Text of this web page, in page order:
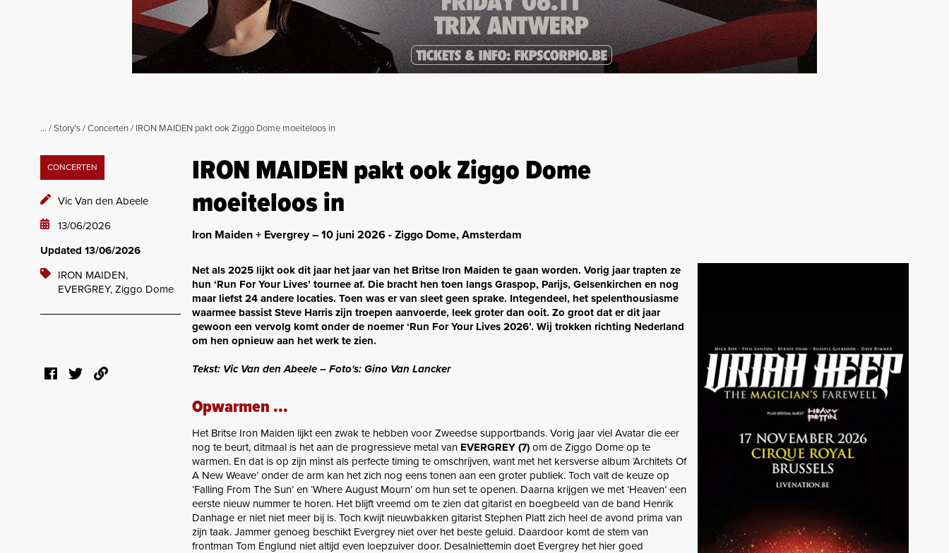
... /Story's/Concerten/ IRON MAIDEN pakt ook Ziggo Dome moeiteloos in
CONCERTEN
Vic Van den Abeele
13/06/2026
Updated 13/06/2026
IRON MAIDEN,
EVERGREY, Ziggo Dome
IRON MAIDEN pakt ook Ziggo Dome
moeiteloos in
Iron Maiden + Evergrey – 10 juni 2026 - Ziggo Dome, Amsterdam
Net als 2025 lijkt ook dit jaar het jaar van het Britse Iron Maiden te gaan worden. Vorig jaar trapten ze
hun ‘Run For Your Lives’ tournee af. Die bracht hen toen langs Graspop, Parijs, Gelsenkirchen en nog
maar liefst 24 andere locaties. Toen was er van sleet geen sprake. Integendeel, het spelenthousiasme
waarmee bassist Steve Harris zijn troepen aanvoerde, leek groter dan ooit. Zo groot dat er dit jaar
gewoon een vervolg komt onder de noemer ‘Run For Your Lives 2026’. Wij trokken richting Nederland
om hen opnieuw aan het werk te zien.
Tekst: Vic Van den Abeele – Foto's: Gino Van Lancker
Opwarmen ...
Het Britse Iron Maiden lijkt een zwak te hebben voor Zweedse supportbands. Vorig jaar viel Avatar die eer
nog te beurt, ditmaal is het aan de progressieve metal van EVERGREY (7) om de Ziggo Dome op te
warmen. En dat is op zijn minst als perfecte timing te omschrijven, want met het kersverse album ‘Architets Of
A New Weave’ onder de arm kan het zich nog eens tonen aan een groter publiek. Toch valt de keuze op
‘Falling From The Sun’ en ‘Where August Mourn’ om hun set te openen. Daarna krijgen we met ‘Heaven’ een
eerste nieuw nummer te horen. Het blijft vreemd om te zien dat gitarist en boegbeeld van de band Henrik
Danhage er niet niet meer bij is. Toch kwijt nieuwbakken gitarist Stephen Platt zich heel de avond prima van
zijn taak. Jammer genoeg beschikt Evergrey niet over het beste geluid. Daardoor komt de stem van
frontman Tom Englund niet altijd even loepzuiver door. Desalniettemin doet Evergrey het hier goed